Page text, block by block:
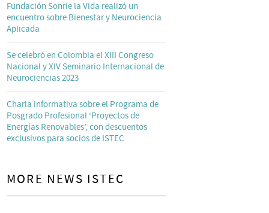
Fundación Sonríe la Vida realizó un
encuentro sobre Bienestar y Neurociencia
Aplicada
Se celebró en Colombia el XIII Congreso
Nacional y XIV Seminario Internacional de
Neurociencias 2023
Charla informativa sobre el Programa de
Posgrado Profesional ‘Proyectos de
Energías Renovables’, con descuentos
exclusivos para socios de ISTEC
MORE NEWS ISTEC